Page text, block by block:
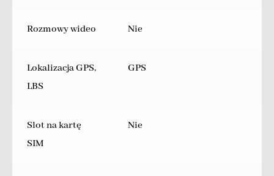
Rozmowy wideo Nie
Lokalizacja GPS,
LBS
GPS
Slot na kartę
SIM
Nie